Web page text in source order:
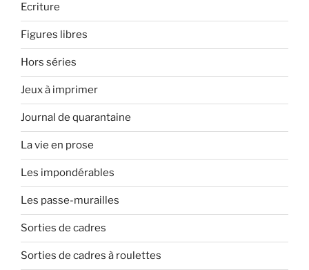
Ecriture
Figures libres
Hors séries
Jeux à imprimer
Journal de quarantaine
La vie en prose
Les impondérables
Les passe-murailles
Sorties de cadres
Sorties de cadres à roulettes